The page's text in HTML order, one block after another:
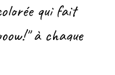
qui fait
à chaque